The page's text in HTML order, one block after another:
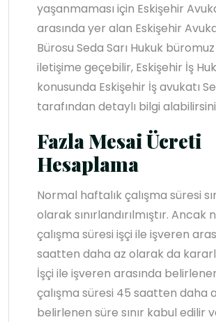
yaşanmaması için Eskişehir
arasında yer alan Eskişehir
Bürosu Seda Sarı Hukuk
iletişime geçebilir, Eskişehir İş
konusunda Eskişehir İş avukatı
tarafından detaylı bilgi
Fazla Mesai Ücreti
Hesaplama
Normal haftalık çalışma süresi
olarak sınırlandırılmıştır. Ancak
çalışma süresi işçi ile işveren
saatten daha az olarak da
İşçi ile işveren arasında
çalışma süresi 45 saatten daha
belirlenen süre sınır kabul edilir